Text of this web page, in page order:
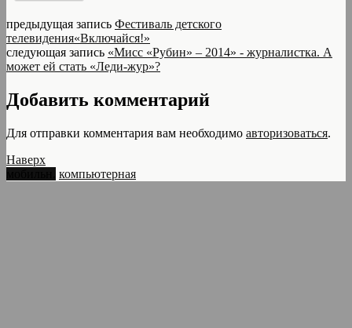
предыдущая запись Фестиваль детского
телевидения«Включайся!»
следующая запись «Мисс «Рубин» – 2014» - журналистка. А
может ей стать «Леди-жур»?
Добавить комментарий
Для отправки комментария вам необходимо авторизоваться.
Наверх
компьютерная